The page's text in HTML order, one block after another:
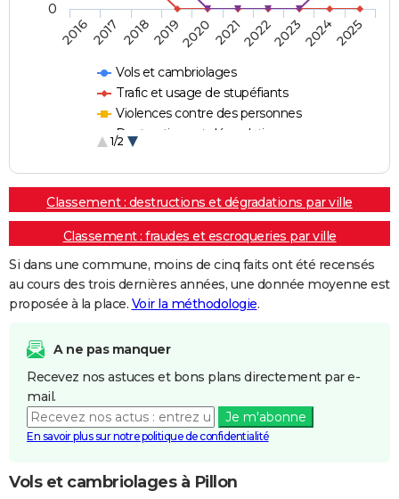
Vols et cambriolages
Trafic et usage de stupéfiants
Violences contre des personnes
Destructions et dégradations
1/2
20162017 20182019202020212022202320242025
0
Classement : destructions et dégradations par ville
Classement : fraudes et escroqueries par ville
Si dans une commune, moins de cinq faits ont été recensés
au cours des trois dernières années, une donnée moyenne est
proposée à la place. Voir la méthodologie.
A ne pas manquer
Recevez nos astuces et bons plans directement par e-
mail.
Je m'abonne
En savoir plus sur notre politique de confidentialité
Vols et cambriolages à Pillon